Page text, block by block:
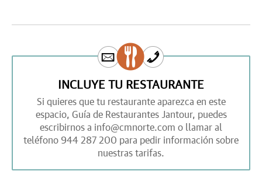
INCLUYE TU RESTAURANTE
Si quieres que tu restaurante aparezca en este
espacio, Guía de Restaurantes Jantour, puedes
escribirnos a info@cmnorte.com o llamar al
teléfono 944 287 200 para pedir información sobre
nuestras tarifas.